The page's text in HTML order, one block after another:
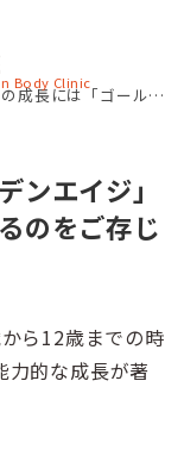
Body Clinic
デンエイジ」と呼ばれる重要な時期があるのをご存じでしたか？
ンエイジ」
のをご存じ
ら12歳までの時
力的な成長が著